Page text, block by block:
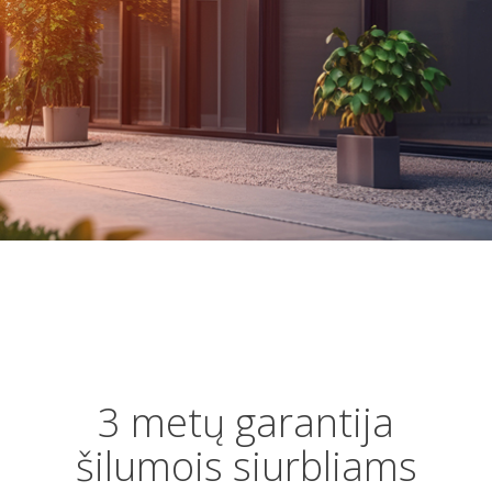
3 metų garantija
šilumois siurbliams